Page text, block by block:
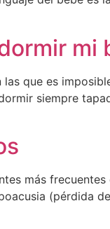
mi
que es
siempre
más
(pérdida